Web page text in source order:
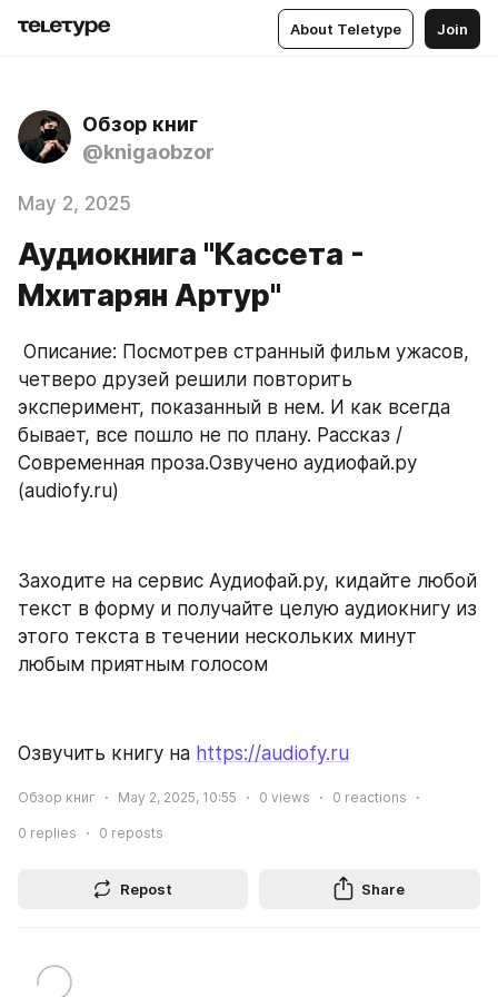
About Teletype Join
Обзор книг
@knigaobzor
May 2, 2025
Аудиокнига "Кассета -
Мхитарян Артур"
четверо друзей решили повторить
эксперимент, показанный в нем. И как всегда
бывает, все пошло не по плану. Рассказ /
Современная проза.Озвучено аудиофай.ру
(audiofy.ru)
Заходите на сервис Аудиофай.ру, кидайте любой
текст в форму и получайте целую аудиокнигу из
этого текста в течении нескольких минут
любым приятным голосом
Озвучить книгу на https://audiofy.ru
Обзор книг May 2, 2025, 10:55 0 views 0 reactions
0 replies 0 reposts
Repost Share